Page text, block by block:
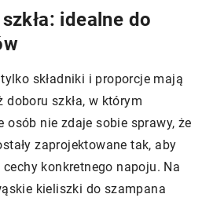
idealne do
składniki i proporcje mają
doboru szkła, w którym
osób nie zdaje sobie sprawy, że
zaprojektowane tak, aby
konkretnego napoju. Na
kieliszki do szampana